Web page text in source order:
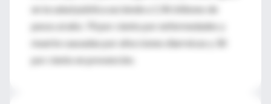
en la salud pública asciende a 1,96 billones de
pesos al año: 70 por ciento por enfermedades y
muerte causadas por afecciones diarreicas y 30
por ciento en prevención.